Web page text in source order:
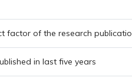
factor of the research
in last five years